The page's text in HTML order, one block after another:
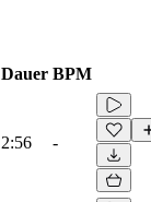
Dauer BPM
2:56 -